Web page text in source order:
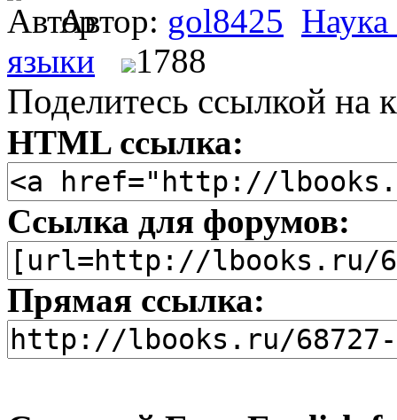
Автор: gol8425 Наука
языки
1788
Поделитесь ссылкой на
HTML ссылка:
Ссылка для форумов:
Прямая ссылка: